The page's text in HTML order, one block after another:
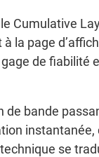
Cumulative
la page
de fiabilité
de bande
instantanée,
se